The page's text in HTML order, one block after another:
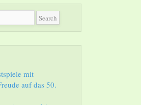
mit
auf das 50.